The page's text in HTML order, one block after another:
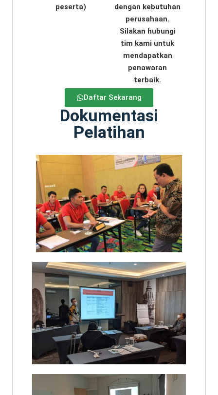
peserta)
dengan kebutuhan
perusahaan.
Silakan hubungi
tim kami untuk
mendapatkan
penawaran
terbaik.
Daftar Sekarang
Dokumentasi
Pelatihan